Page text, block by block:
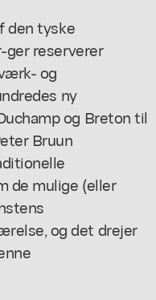
den tyske
reserverer
og
ny
og Breton til
Bruun
de mulige (eller
og det drejer